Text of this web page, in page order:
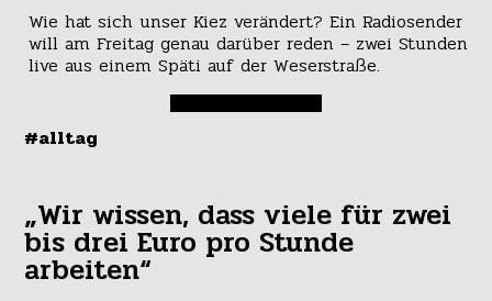
Wie hat sich unser Kiez verändert? Ein Radiosender
will am Freitag genau darüber reden – zwei Stunden
live aus einem Späti auf der Weserstraße.
#alltag
„Wir wissen, dass viele für zwei
bis drei Euro pro Stunde
arbeiten“